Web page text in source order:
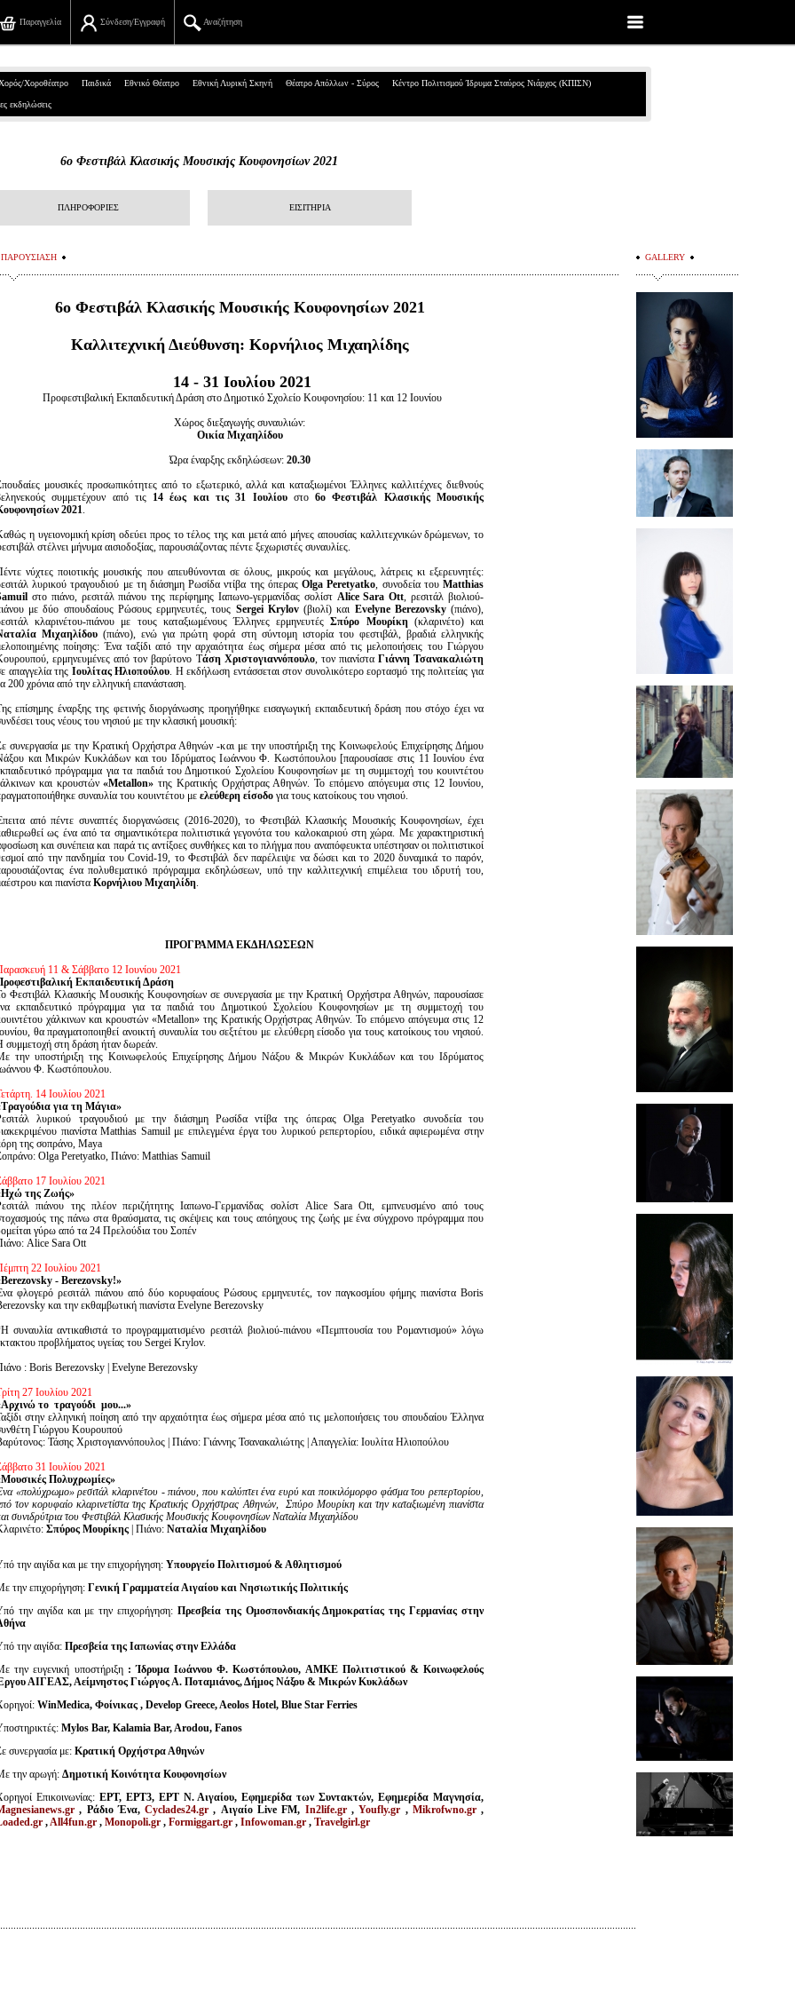
Αναζήτηση
Σύνδεση/Εγγραφή
Παραγγελία
Πανεπιστημίου 39, Αθήνα
Είσοδος διαχειριστή
Χοροθέατρο Παιδικά Εθνικό Θέατρο Εθνική Λυρική Σκηνή Θέατρο Απόλλων - Σύρος Κέντρο Πολιτισμού Ίδρυμα Σταύρος Νιάρχος (ΚΠΙΣΝ)
εκδηλώσεις
6o Φεστιβάλ Κλασικής Μουσικής Κουφονησίων 2021
ΠΛΗΡΟΦΟΡΙΕΣ ΕΙΣΙΤΗΡΙΑ
ΠΑΡΟΥΣΙΑΣΗ
6ο Φεστιβάλ Κλασικής Μουσικής Κουφονησίων 2021
Καλλιτεχνική Διεύθυνση: Κορνήλιος Μιχαηλίδης
14 - 31 Ιουλίου 2021
Προφεστιβαλική Εκπαιδευτική Δράση στο Δημοτικό Σχολείο Κουφονησίου: 11 και 12 Ιουνίου
Χώρος διεξαγωγής συναυλιών:
Οικία Μιχαηλίδου
Ώρα έναρξης εκδηλώσεων: 20.30
μουσικές προσωπικότητες από το εξωτερικό, αλλά και καταξιωμένοι Έλληνες καλλιτέχνες διεθνούς
συμμετέχουν από τις 14 έως και τις 31 Ιουλίουστο6ο Φεστιβάλ Κλασικής Μουσικής
2021.
η υγειονομική κρίση οδεύει προς το τέλος της και μετά από μήνες απουσίας καλλιτεχνικών δρώμενων, το
στέλνει μήνυμα αισιοδοξίας, παρουσιάζοντας πέντε ξεχωριστές συναυλίες.
νύχτες ποιοτικής μουσικής που απευθύνονται σε όλους, μικρούς και μεγάλους, λάτρεις κι εξερευνητές:
λυρικού τραγουδιού με τη διάσημη Ρωσίδα ντίβα της όπεραςOlga Peretyatko, συνοδεία τουMatthias
στο πιάνο, ρεσιτάλ πιάνου της περίφημης Ιαπωνο-γερμανίδας σολίστ Alice Sara Ott, ρεσιτάλ βιολιού-
με δύο σπουδαίους Ρώσους ερμηνευτές, τους Sergei Krylov(βιολί) και Evelyne Berezovsky(πιάνο),
κλαρινέτου-πιάνου με τους καταξιωμένους Έλληνες ερμηνευτέςΣπύρο Μουρίκη(κλαρινέτο) και
Μιχαηλίδου (πιάνο), ενώ για πρώτη φορά στη σύντομη ιστορία του φεστιβάλ, βραδιά ελληνικής
ποίησης: Ένα ταξίδι από την αρχαιότητα έως σήμερα μέσα από τις μελοποιήσεις του Γιώργου
ερμηνευμένες από τον βαρύτονο Τάση Χριστογιαννόπουλο, τον πιανίσταΓιάννη Τσανακαλιώτη
απαγγελία της Ιουλίτας Ηλιοπούλου. Η εκδήλωση εντάσσεται στον συνολικότερο εορτασμό της πολιτείας για
200 χρόνια από την ελληνική επανάσταση.
επίσημης έναρξης της φετινής διοργάνωσης προηγήθηκε εισαγωγική εκπαιδευτική δράση που στόχο έχει να
τους νέους του νησιού με την κλασική μουσική:
συνεργασία με την Κρατική Ορχήστρα Αθηνών -και με την υποστήριξη της Κοινωφελούς Επιχείρησης Δήμου
και Μικρών Κυκλάδων και του Ιδρύματος Ιωάννου Φ. Κωστόπουλου [παρουσίασε στις 11 Ιουνίου ένα
πρόγραμμα για τα παιδιά του Δημοτικού Σχολείου Κουφονησίων με τη συμμετοχή του κουιντέτου
και κρουστών«Metallon» της Κρατικής Ορχήστρας Αθηνών. Το επόμενο απόγευμα στις 12 Ιουνίου,
συναυλία του κουιντέτου με ελεύθερη είσοδο για τους κατοίκους του νησιού.
από πέντε συναπτές διοργανώσεις (2016-2020), το Φεστιβάλ Κλασικής Μουσικής Κουφονησίων, έχει
ως ένα από τα σημαντικότερα πολιτιστικά γεγονότα του καλοκαιριού στη χώρα. Με χαρακτηριστική
και συνέπεια και παρά τις αντίξοες συνθήκες και το πλήγμα που αναπόφευκτα υπέστησαν οι πολιτιστικοί
από την πανδημία του Covid-19, το Φεστιβάλ δεν παρέλειψε να δώσει και το 2020 δυναμικά το παρόν,
ένα πολυθεματικό πρόγραμμα εκδηλώσεων, υπό την καλλιτεχνική επιμέλεια του ιδρυτή του,
και πιανίστα Κορνήλιου Μιχαηλίδη.
ΠΡΟΓΡΑΜΜΑ ΕΚΔΗΛΩΣΕΩΝ
11 & Σάββατο 12 Ιουνίου 2021
Εκπαιδευτική Δράση
Φεστιβάλ Κλασικής Μουσικής Κουφονησίων σε συνεργασία με την Κρατική Ορχήστρα Αθηνών, παρουσίασε
εκπαιδευτικό πρόγραμμα για τα παιδιά του Δημοτικού Σχολείου Κουφονησίων με τη συμμετοχή του
χάλκινων και κρουστών «Metallon» της Κρατικής Ορχήστρας Αθηνών. Το επόμενο απόγευμα στις 12
θα πραγματοποιηθεί ανοικτή συναυλία του σεξτέτου με ελεύθερη είσοδο για τους κατοίκους του νησιού.
συμμετοχή στη δράση ήταν δωρεάν.
την υποστήριξη της Κοινωφελούς Επιχείρησης Δήμου Νάξου & Μικρών Κυκλάδων και του Ιδρύματος
Φ. Κωστόπουλου.
14 Ιουλίου 2021
για τη Μάγια»
λυρικού τραγουδιού με την διάσημη Ρωσίδα ντίβα της όπερας Olga Peretyatko συνοδεία του
πιανίστα Matthias Samuil με επιλεγμένα έργα του λυρικού ρεπερτορίου, ειδικά αφιερωμένα στην
της σοπράνο, Maya
Olga Peretyatko, Πιάνο: Matthias Samuil
17 Ιουλίου 2021
της Ζωής»
πιάνου της πλέον περιζήτητης Ιαπωνο-Γερμανίδας σολίστ Alice Sara Ott, εμπνευσμένο από τους
της πάνω στα θραύσματα, τις σκέψεις και τους απόηχους της ζωής με ένα σύγχρονο πρόγραμμα που
γύρω από τα 24 Πρελούδια του Σοπέν
Alice Sara Ott
22 Ιουλίου 2021
- Berezovsky!»
φλογερό ρεσιτάλ πιάνου από δύο κορυφαίους Ρώσους ερμηνευτές, τον παγκοσμίου φήμης πιανίστα Boris
και την εκθαμβωτική πιανίστα Evelyne Berezovsky
συναυλία αντικαθιστά το προγραμματισμένο ρεσιτάλ βιολιού-πιάνου «Πεμπτουσία του Ρομαντισμού» λόγω
προβλήματος υγείας του Sergei Krylov.
: Boris Berezovsky | Evelyne Berezovsky
27 Ιουλίου 2021
το τραγούδι μου...»
στην ελληνική ποίηση από την αρχαιότητα έως σήμερα μέσα από τις μελοποιήσεις του σπουδαίου Έλληνα
Γιώργου Κουρουπού
Τάσης Χριστογιαννόπουλος | Πιάνο: Γιάννης Τσανακαλιώτης | Απαγγελία: Ιουλίτα Ηλιοπούλου
31 Ιουλίου 2021
Πολυχρωμίες»
«πολύχρωμο» ρεσιτάλ κλαρινέτου - πιάνου, που καλύπτει ένα ευρύ και ποικιλόμορφο φάσμα του ρεπερτορίου,
τον κορυφαίο κλαρινετίστα της Κρατικής Ορχήστρας Αθηνών, Σπύρο Μουρίκη και την καταξιωμένη πιανίστα
συνιδρύτρια του Φεστιβάλ Κλασικής Μουσικής Κουφονησίων Ναταλία Μιχαηλίδου
Σπύρος Μουρίκης | Πιάνο: Ναταλία Μιχαηλίδου
την αιγίδα και με την επιχορήγηση: Υπουργείο Πολιτισμού & Αθλητισμού
την επιχορήγηση: Γενική Γραμματεία Αιγαίου και Νησιωτικής Πολιτικής
την αιγίδα και με την επιχορήγηση: Πρεσβεία της Ομοσπονδιακής Δημοκρατίας της Γερμανίας στην
την αιγίδα: Πρεσβεία της Ιαπωνίας στην Ελλάδα
την ευγενική υποστήριξη : Ίδρυμα Ιωάννου Φ. Κωστόπουλου, ΑΜΚΕ Πολιτιστικού & Κοινωφελούς
ΑΙΓΕΑΣ, Αείμνηστος Γιώργος Α. Ποταμιάνος,Δήμος Νάξου & Μικρών Κυκλάδων
WinMedica, Φοίνικας , Develop Greece, Aeolos Hotel, Blue Star Ferries
Mylos Bar, Kalamia Bar, Arodou, Fanos
συνεργασία με: Κρατική Ορχήστρα Αθηνών
την αρωγή: Δημοτική Κοινότητα Κουφονησίων
Επικοινωνίας: ΕΡΤ, EΡT3, EΡΤ Ν. Αιγαίου, Εφημερίδα των Συντακτών, Εφημερίδα Μαγνησία,
, Ράδιο Ένα,Cyclades24.gr , Αιγαίο Live FM, In2life.gr ,Youfly.gr , Mikrofwno.gr ,
,All4fun.gr , Monopoli.gr , Formiggart.gr , Infowoman.gr , Travelgirl.gr
GALLERY